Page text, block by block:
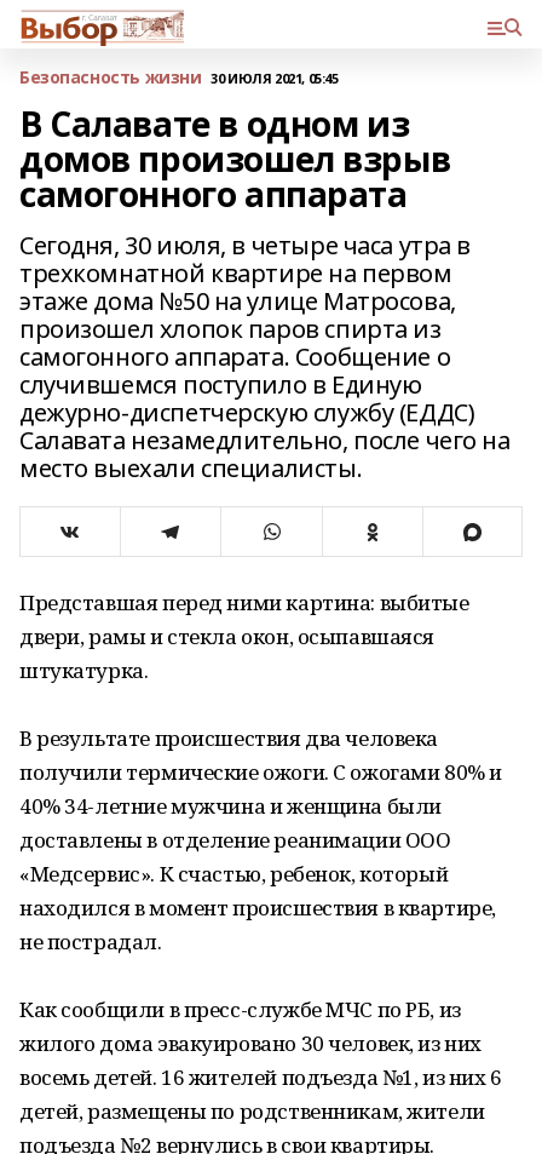
Безопасность жизни 30 ИЮЛЯ 2021, 05:45
В Салавате в одном из
домов произошел взрыв
самогонного аппарата
Сегодня, 30 июля, в четыре часа утра в
трехкомнатной квартире на первом
этаже дома №50 на улице Матросова,
произошел хлопок паров спирта из
самогонного аппарата. Сообщение о
случившемся поступило в Единую
дежурно-диспетчерскую службу (ЕДДС)
Салавата незамедлительно, после чего на
место выехали специалисты.
Представшая перед ними картина: выбитые
двери, рамы и стекла окон, осыпавшаяся
штукатурка.
В результате происшествия два человека
получили термические ожоги. С ожогами 80% и
40% 34-летние мужчина и женщина были
доставлены в отделение реанимации ООО
«Медсервис». К счастью, ребенок, который
находился в момент происшествия в квартире,
не пострадал.
Как сообщили в пресс-службе МЧС по РБ, из
жилого дома эвакуировано 30 человек, из них
восемь детей. 16 жителей подъезда №1, из них 6
детей, размещены по родственникам, жители
подъезда №2 вернулись в свои квартиры.